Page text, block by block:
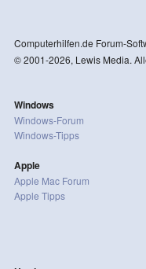
Computerhilfen.de Forum-
© 2001-2026, Lewis Media.
Windows
Windows-Forum
Windows-Tipps
Apple
Apple Mac Forum
Apple Tipps